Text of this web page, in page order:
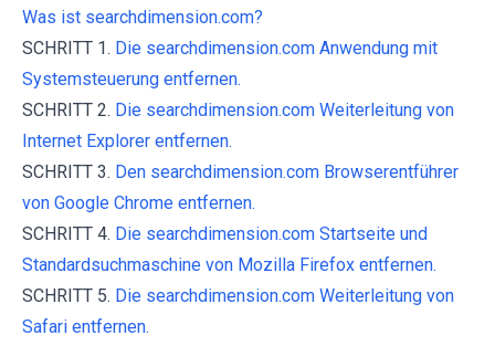
Was ist searchdimension.com?
SCHRITT 1. Die searchdimension.com Anwendung mit
Systemsteuerung entfernen.
SCHRITT 2. Die searchdimension.com Weiterleitung von
Internet Explorer entfernen.
SCHRITT 3. Den searchdimension.com Browserentführer
von Google Chrome entfernen.
SCHRITT 4. Die searchdimension.com Startseite und
Standardsuchmaschine von Mozilla Firefox entfernen.
SCHRITT 5. Die searchdimension.com Weiterleitung von
Safari entfernen.